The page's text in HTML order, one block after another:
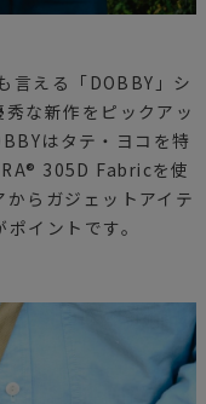
言える「DOBBY」シ
な新作をピックアッ
はタテ・ヨコを特
305D Fabricを使
らガジェットアイテ
イントです。